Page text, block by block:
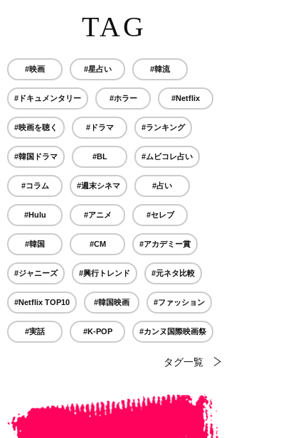
TAG
#映画 #星占い #韓流
#ドキュメンタリー #ホラー #Netflix
#映画を聴く #ドラマ #ランキング
#韓国ドラマ #BL #ムビコレ占い
#コラム #週末シネマ #占い
#Hulu #アニメ #セレブ
#韓国 #CM #アカデミー賞
#ジャニーズ #興行トレンド #元ネタ比較
#Netflix TOP10 #韓国映画 #ファッション
#実話 #K-POP #カンヌ国際映画祭
タグ一覧